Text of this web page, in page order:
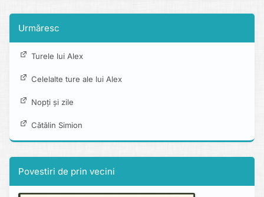
Urmăresc
Turele lui Alex
Celelalte ture ale lui Alex
Nopți și zile
Cătălin Simion
Povestiri de prin vecini